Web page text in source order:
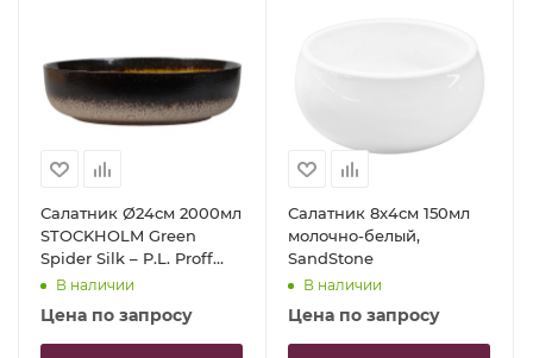
Салатник Ø24см 2000мл
STOCKHOLM Green
Spider Silk – P.L. Proff
Cuisine
В наличии
Цена по запросу
Салатник 8x4см 150мл
молочно-белый,
SandStone
В наличии
Цена по запросу